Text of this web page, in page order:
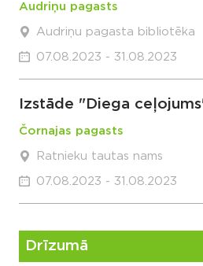
Audriņu pagasts
Audriņu pagasta bibliotēka
07.08.2023 - 31.08.2023
Izstāde "Diega
Čornajas pagasts
Ratnieku tautas nams
07.08.2023 - 31.08.2023
Drīzumā